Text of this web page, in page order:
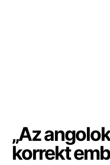
„Az
korrekt